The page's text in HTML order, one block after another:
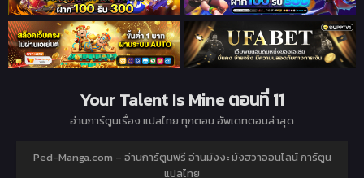
Your Talent Is Mine ตอนที่ 11
อ่านการ์ตูนเรื่อง แปลไทย ทุกตอน อัพเดทตอนล่าสุด
Ped-Manga.com – อ่านการ์ตูนฟรี อ่านมังงะ มังฮวาออนไลน์ การ์ตูน
แปลไทย